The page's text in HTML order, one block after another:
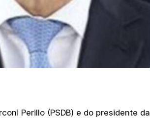
Perillo (PSDB) e do presidente da